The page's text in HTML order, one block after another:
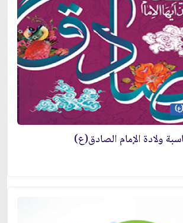
ولادة الإمام الصادق(ع)